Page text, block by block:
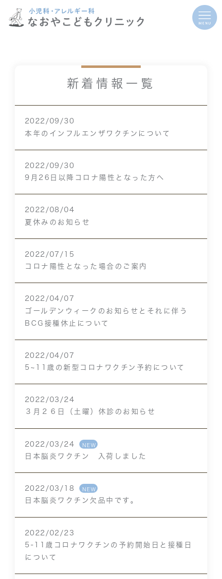
新着情報一覧
2022/09/30
本年のインフルエンザワクチンについて
2022/09/30
9月26日以降コロナ陽性となった方へ
2022/08/04
夏休みのお知らせ
2022/07/15
コロナ陽性となった場合のご案内
2022/04/07
ゴールデンウィークのお知らせとそれに伴う
BCG接種休止について
2022/04/07
5~11歳の新型コロナワクチン予約について
2022/03/24
３月２６日（土曜）休診のお知らせ
2022/03/24 NEW
日本脳炎ワクチン 入荷しました
2022/03/18 NEW
日本脳炎ワクチン欠品中です。
2022/02/23
5-11歳コロナワクチンの予約開始日と接種日
について